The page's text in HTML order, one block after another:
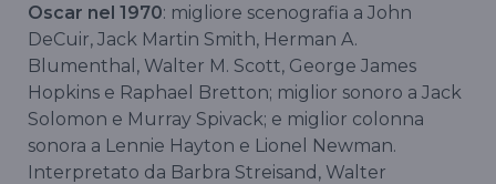
Oscar nel 1970: migliore scenografia a John
DeCuir, Jack Martin Smith, Herman A.
Blumenthal, Walter M. Scott, George James
Hopkins e Raphael Bretton; miglior sonoro a Jack
Solomon e Murray Spivack; e miglior colonna
sonora a Lennie Hayton e Lionel Newman.
Interpretato da Barbra Streisand, Walter